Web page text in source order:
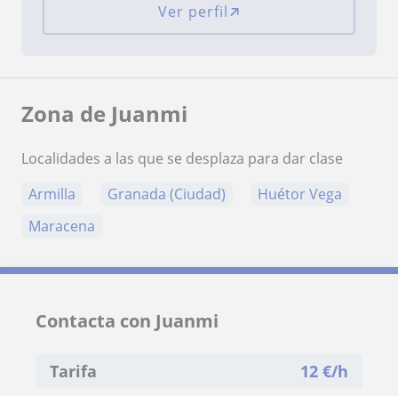
Ver perfil
Zona de Juanmi
Localidades a las que se desplaza para dar clase
Armilla
Granada (Ciudad)
Huétor Vega
Maracena
Contacta con Juanmi
Tarifa 12 €/h